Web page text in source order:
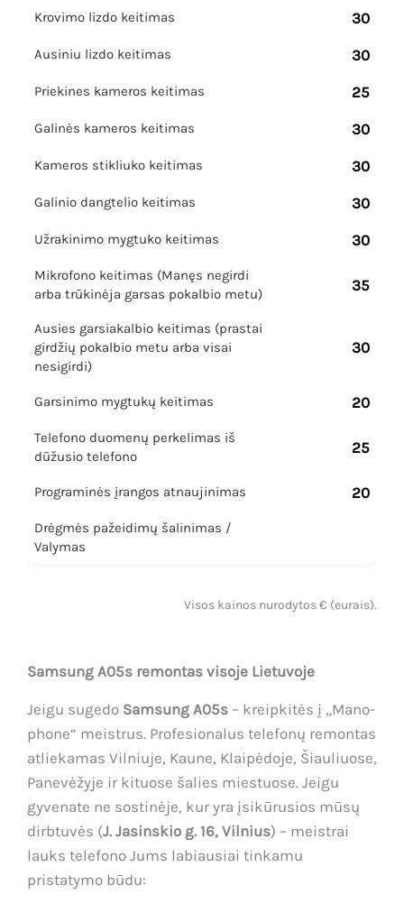
Krovimo lizdo keitimas 30
Ausiniu lizdo keitimas 30
Priekines kameros keitimas 25
Galinės kameros keitimas 30
Kameros stikliuko keitimas 30
Galinio dangtelio keitimas 30
Užrakinimo mygtuko keitimas 30
Mikrofono keitimas (Manęs negirdi
arba trūkinėja garsas pokalbio metu)
35
Ausies garsiakalbio keitimas (prastai
girdžių pokalbio metu arba visai
nesigirdi)
30
Garsinimo mygtukų keitimas 20
Telefono duomenų perkelimas iš
dūžusio telefono
25
Programinės įrangos atnaujinimas 20
Drėgmės pažeidimų šalinimas /
Valymas
Visos kainos nurodytos € (eurais).
Samsung A05s remontas visoje Lietuvoje
Jeigu sugedo Samsung A05s – kreipkitės į „Mano-
phone“ meistrus. Profesionalus telefonų remontas
atliekamas Vilniuje, Kaune, Klaipėdoje, Šiauliuose,
Panevėžyje ir kituose šalies miestuose. Jeigu
gyvenate ne sostinėje, kur yra įsikūrusios mūsų
dirbtuvės (J. Jasinskio g. 16, Vilnius) – meistrai
lauks telefono Jums labiausiai tinkamu
pristatymo būdu: